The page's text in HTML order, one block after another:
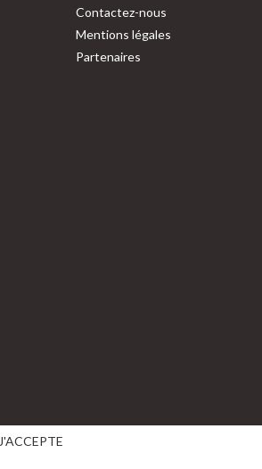
Contactez-nous
Mentions légales
Partenaires
J'ACCEPTE